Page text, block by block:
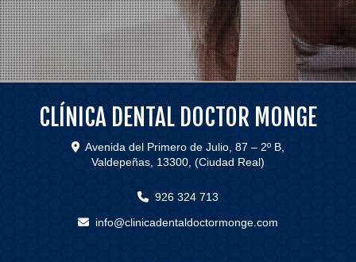
CLÍNICA DENTAL DOCTOR MONGE
Avenida del Primero de Julio, 87 – 2º B,
Valdepeñas 13300 (Ciudad Real)
926 324 713
info
clinicadentaldoctormonge.com